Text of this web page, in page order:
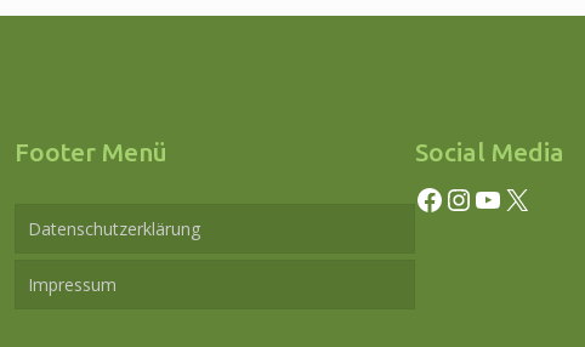
Footer Menü
Datenschutzerklärung
Impressum
Social Media
Facebook InstagramYouTube X